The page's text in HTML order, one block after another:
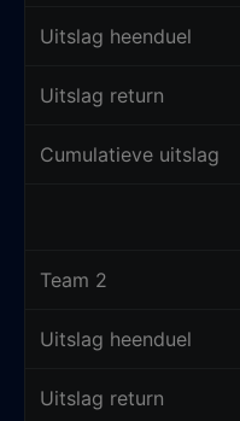
Uitslag heenduel
Uitslag return
Cumulatieve uitslag
Team 2
Uitslag heenduel
Uitslag return